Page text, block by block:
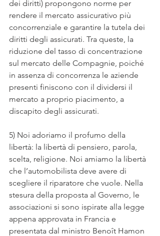
dei diritti) propongono norme per
rendere il mercato assicurativo più
concorrenziale e garantire la tutela dei
diritti degli assicurati. Tra queste, la
riduzione del tasso di concentrazione
sul mercato delle Compagnie, poiché
in assenza di concorrenza le aziende
presenti finiscono con il dividersi il
mercato a proprio piacimento, a
discapito degli assicurati.
5) Noi adoriamo il profumo della
libertà: la libertà di pensiero, parola,
scelta, religione. Noi amiamo la libertà
che l’automobilista deve avere di
scegliere il riparatore che vuole. Nella
stesura della proposta al Governo, le
associazioni si sono ispirate alla legge
appena approvata in Francia e
presentata dal ministro Benoît Hamon